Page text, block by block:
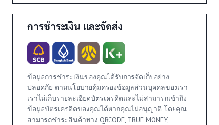
การชำระเงิน และจัดส่ง
ข้อมูลการชำระเงินของคุณได้รับการจัดเก็บอย่าง
ปลอดภัย ตามนโยบายคุ้มครองข้อมูลส่วนบุคคลของเรา
เราไม่เก็บรายละเอียดบัตรเครดิตและไม่สามารถเข้าถึง
ข้อมูลบัตรเครดิตของคุณได้หากคุณไม่อนุญาติ โดยคุณ
สามารถชำระสินค้าทาง QRCODE, TRUE MONEY,